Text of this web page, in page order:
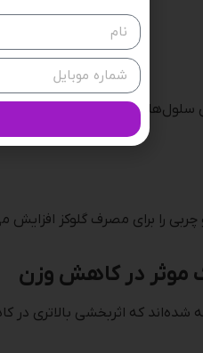
سلول‌های روده، مصرف انرژی
را برای مصرف گلوکز
موثر در کاهش وزن
که اثربخشی بالاتری در